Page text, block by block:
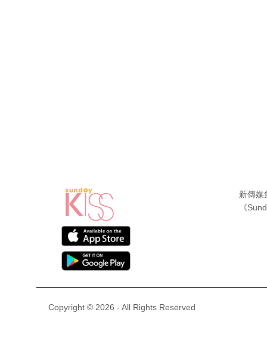
新傳媒
《
Copyright © 2026 - All Rights Reserved